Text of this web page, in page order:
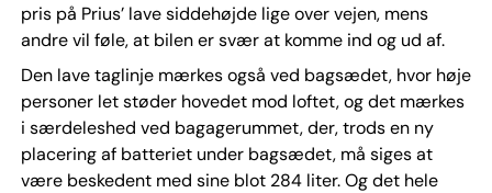
pris på Prius’ lave siddehøjde lige over vejen, mens
andre vil føle, at bilen er svær at komme ind og ud af.
Den lave taglinje mærkes også ved bagsædet, hvor høje
personer let støder hovedet mod loftet, og det mærkes
i særdeleshed ved bagagerummet, der, trods en ny
placering af batteriet under bagsædet, må siges at
være beskedent med sine blot 284 liter. Og det hele